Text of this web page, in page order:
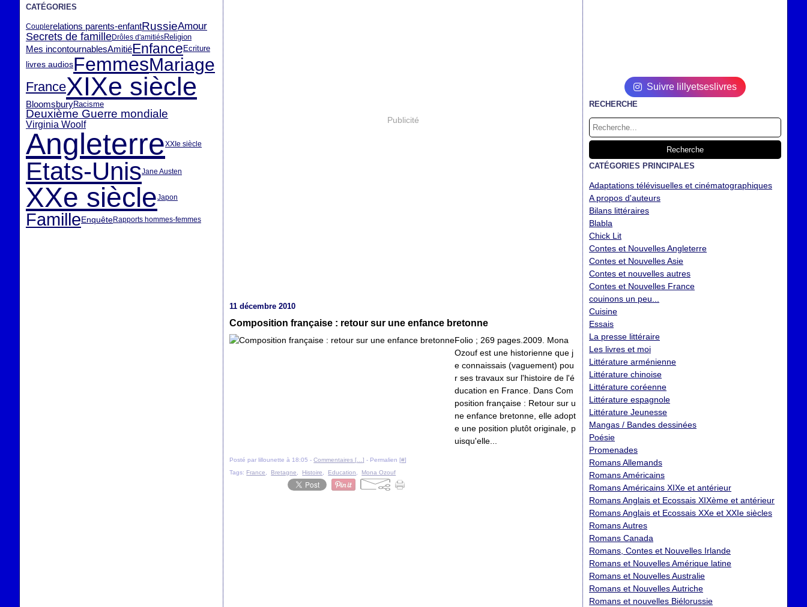
CATÉGORIES
Couplerelations parents-enfantRussieAmour
Secrets de familleDrôles d'amitiésReligion
Mes incontournablesAmitiéEnfance Ecriture
livres audiosFemmesMariage
FranceXIXe siècle
BloomsburyRacisme
Deuxième Guerre mondiale
Virginia Woolf
AngleterreXXIe siècle
Etats-UnisJane Austen
XXe siècleJapon
FamilleEnquêteRapports hommes-femmes
Publicité
11 décembre 2010
Composition française : retour sur une enfance bretonne
Folio ; 269 pages.2009. Mona
Ozouf est une historienne que j
e connaissais (vaguement) pou
r ses travaux sur l'histoire de l'é
ducation en France. Dans Com
position française : Retour sur u
ne enfance bretonne, elle adopt
e une position plutôt originale, p
uisqu'elle...
Posté par lillounette à 18:05 -Commentaires [ …] - Permalien [#]
Tags: France Bretagne Histoire Education Mona Ozouf
Suivre lillyetseslivres
RECHERCHE
CATÉGORIES PRINCIPALES
Adaptations télévisuelles et cinématographiques
A propos d'auteurs
Bilans littéraires
Blabla
Chick Lit
Contes et Nouvelles Angleterre
Contes et Nouvelles Asie
Contes et nouvelles autres
Contes et Nouvelles France
couinons un peu...
Cuisine
Essais
La presse littéraire
Les livres et moi
Littérature arménienne
Littérature chinoise
Littérature coréenne
Littérature espagnole
Littérature Jeunesse
Mangas / Bandes dessinées
Poésie
Promenades
Romans Allemands
Romans Américains
Romans Américains XIXe et antérieur
Romans Anglais et Ecossais XIXème et antérieur
Romans Anglais et Ecossais XXe et XXIe siècles
Romans Autres
Romans Canada
Romans, Contes et Nouvelles Irlande
Romans et Nouvelles Amérique latine
Romans et Nouvelles Australie
Romans et Nouvelles Autriche
Romans et nouvelles Biélorussie